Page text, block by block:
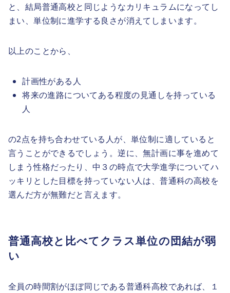
と、結局普通高校と同じようなカリキュラムになってし
まい、単位制に進学する良さが消えてしまいます。
以上のことから、
計画性がある人
将来の進路についてある程度の見通しを持っている
人
の2点を持ち合わせている人が、単位制に適していると
言うことができるでしょう。逆に、無計画に事を進めて
しまう性格だったり、中３の時点で大学進学についてハ
ッキリとした目標を持っていない人は、普通科の高校を
選んだ方が無難だと言えます。
普通高校と比べてクラス単位の団結が弱
い
全員の時間割がほぼ同じである普通科高校であれば、１